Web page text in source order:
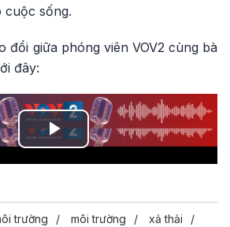
cuộc sống.
đổi giữa phóng viên VOV2 cùng bà
đây:
Play
trường môi trường
xả thải